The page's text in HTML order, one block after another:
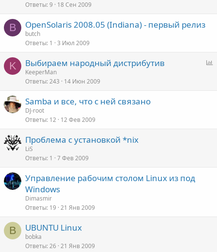
Ответы 9 18 Сен 2009
B OpenSolaris 2008.05 (Indiana) - первый релиз
butch
Ответы 1 3 Июл 2009
K Выбираем народный дистрибутив
KeeperMan
Ответы 243 14 Июн 2009
Samba и все, что с ней связано
DJ-root
Ответы 12 12 Фев 2009
Проблема с установкой *nix
LiS
Ответы 1 7 Фев 2009
Управление рабочим столом Linux из под
Windows
Dimasmir
Ответы 19 21 Янв 2009
B UBUNTU Linux
bobka
Ответы 26 21 Янв 2009